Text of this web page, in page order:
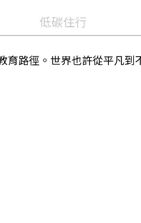
低碳住行
路徑。世界也許從平凡到